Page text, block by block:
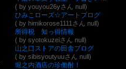
( by youyou26yさん null)
ひみこローズ☆アートブログ
( by himikorose1111さん null)
所得税 知っ得情報
( by syotokuzeiさん null)
山之口ストアの田舎ブログ
( by sibisyoutyuuさん null)
堀之内酒店の珍働酎！